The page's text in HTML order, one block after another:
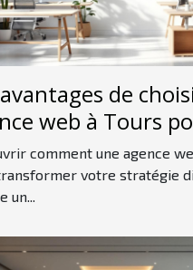
de
web à Tours
stratégie digitale
comment une agence
votre stratégie
un...